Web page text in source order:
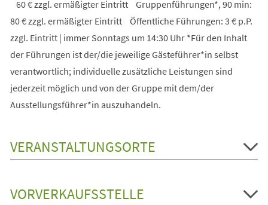
60 € zzgl. ermäßigter Eintritt Gruppenführungen*, 90 min:
80 € zzgl. ermäßigter Eintritt Öffentliche Führungen: 3 € p.P.
zzgl. Eintritt | immer Sonntags um 14:30 Uhr *Für den Inhalt
der Führungen ist der/die jeweilige Gästeführer*in selbst
verantwortlich; individuelle zusätzliche Leistungen sind
jederzeit möglich und von der Gruppe mit dem/der
Ausstellungsführer*in auszuhandeln.
VERANSTALTUNGSORTE
VORVERKAUFSSTELLE